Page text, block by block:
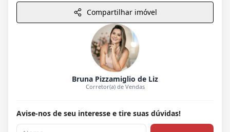
Compartilhar imóvel
Bruna Pizzamiglio de Liz
Corretor(a) de Vendas
Avise-nos de seu interesse e tire suas dúvidas!